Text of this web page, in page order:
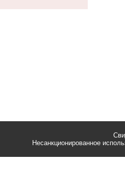
Несанкционированное